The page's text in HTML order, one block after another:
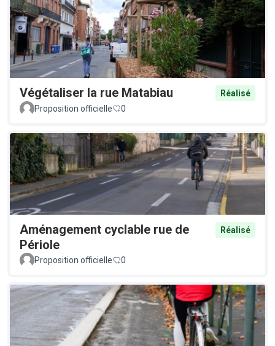
Végétaliser la rue Matabiau
Réalisé
Proposition officielle
0
Aménagement cyclable rue de
Périole
Réalisé
Proposition officielle 0